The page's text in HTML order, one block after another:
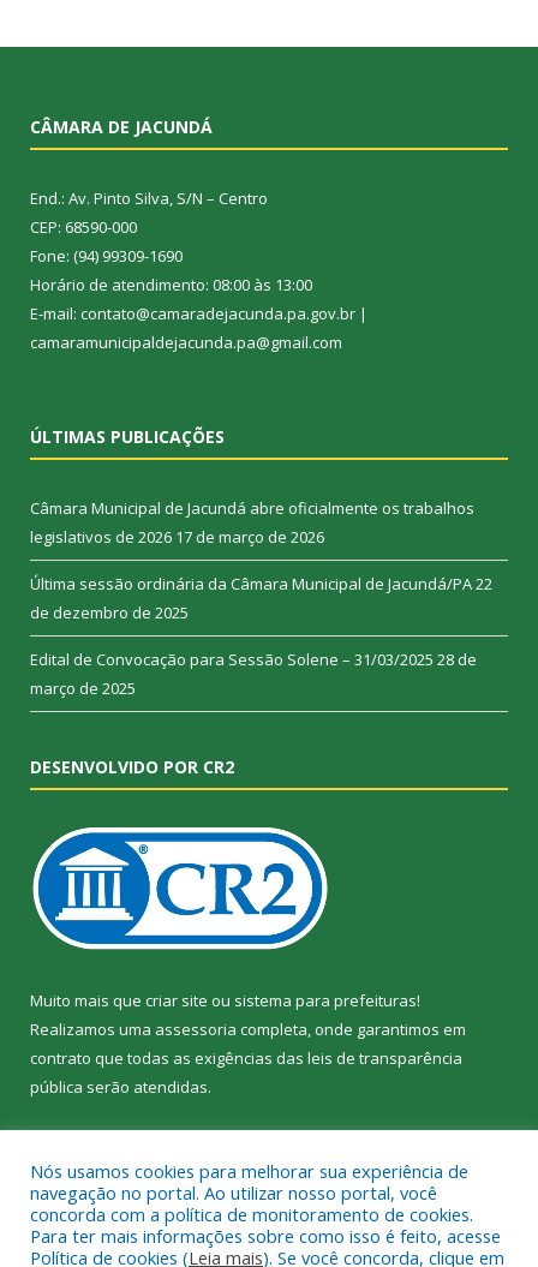
CÂMARA DE JACUNDÁ
End.: Av. Pinto Silva, S/N – Centro
CEP: 68590-000
Fone: (94) 99309-1690
Horário de atendimento: 08:00 às 13:00
E-mail: contato@camaradejacunda.pa.gov.br |
camaramunicipaldejacunda.pa@gmail.com
ÚLTIMAS PUBLICAÇÕES
Câmara Municipal de Jacundá abre oficialmente os trabalhos
legislativos de 2026 17 de março de 2026
Última sessão ordinária da Câmara Municipal de Jacundá/PA22
de dezembro de 2025
Edital de Convocação para Sessão Solene – 31/03/2025 28 de
março de 2025
DESENVOLVIDO POR CR2
Muito mais que criar site ou sistema para prefeituras!
Realizamos uma assessoria completa, onde garantimos em
contrato que todas as exigências das leis de transparência
pública serão atendidas.
Nós usamos cookies para melhorar sua experiência de
navegação no portal. Ao utilizar nosso portal, você
concorda com a política de monitoramento de cookies.
Para ter mais informações sobre como isso é feito, acesse
Política de cookies (Leia mais). Se você concorda, clique em